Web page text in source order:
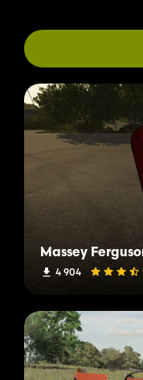
Massey
4 904